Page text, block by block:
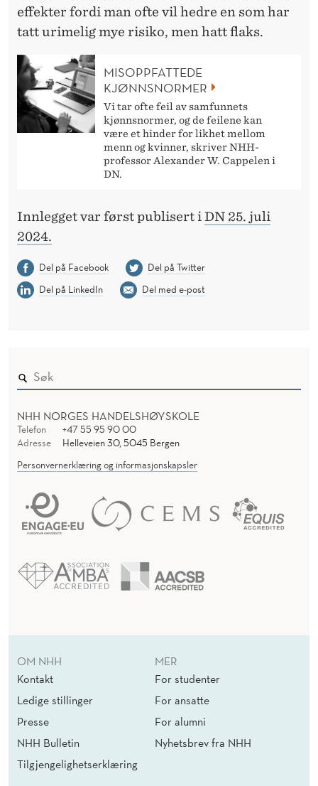
effekter fordi man ofte vil hedre en som har
tatt urimelig mye risiko, men hatt flaks.
MISOPPFATTEDE
KJØNNSNORMER
Vi tar ofte feil av samfunnets
kjønnsnormer, og de feilene kan
være et hinder for likhet mellom
menn og kvinner, skriver NHH-
professor Alexander W. Cappelen i
DN.
Innlegget var først publisert i DN 25. juli
2024.
Del på Facebook
Del på Twitter
Del på LinkedIn
Del med e-post
NHH NORGES HANDELSHØYSKOLE
Telefon
+47 55 95 90 00
Adresse
Helleveien 30, 5045 Bergen
Personvernerklæring og informasjonskapsler
OM NHH
Kontakt
Ledige stillinger
Presse
NHH Bulletin
Tilgjengelighetserklæring
MER
For studenter
For ansatte
For alumni
Nyhetsbrev fra NHH